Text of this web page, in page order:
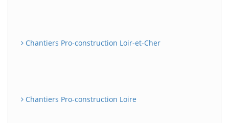
Chantiers Pro-construction Loir-et-Cher
Chantiers Pro-construction Loire